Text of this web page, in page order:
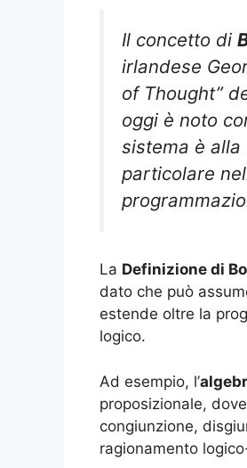
Il concetto di
irlandese
of Thought”
oggi è noto
sistema è alla
particolare
La Definizione di
dato che può
estende oltre la
logico.
Ad esempio, l’
proposizionale,
congiunzione,
ragionamento